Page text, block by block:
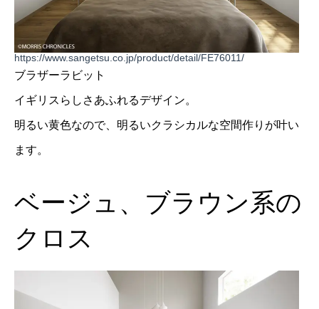
https://www.sangetsu.co.jp/product/detail/FE76011/
ブラザーラビット
イギリスらしさあふれるデザイン。
明るい黄色なので、明るいクラシカルな空間作りが叶い
ます。
ベージュ、ブラウン系の
クロス